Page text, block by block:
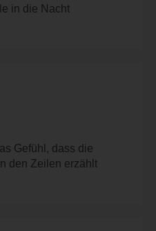
in die Nacht
Gefühl, dass die
den Zeilen erzählt